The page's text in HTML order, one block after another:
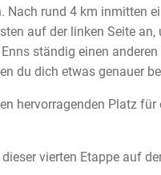
rund 4 km inmitten
auf der linken Seite
ständig einen
du dich etwas genauer
hervorragenden Platz
vierten Etappe auf